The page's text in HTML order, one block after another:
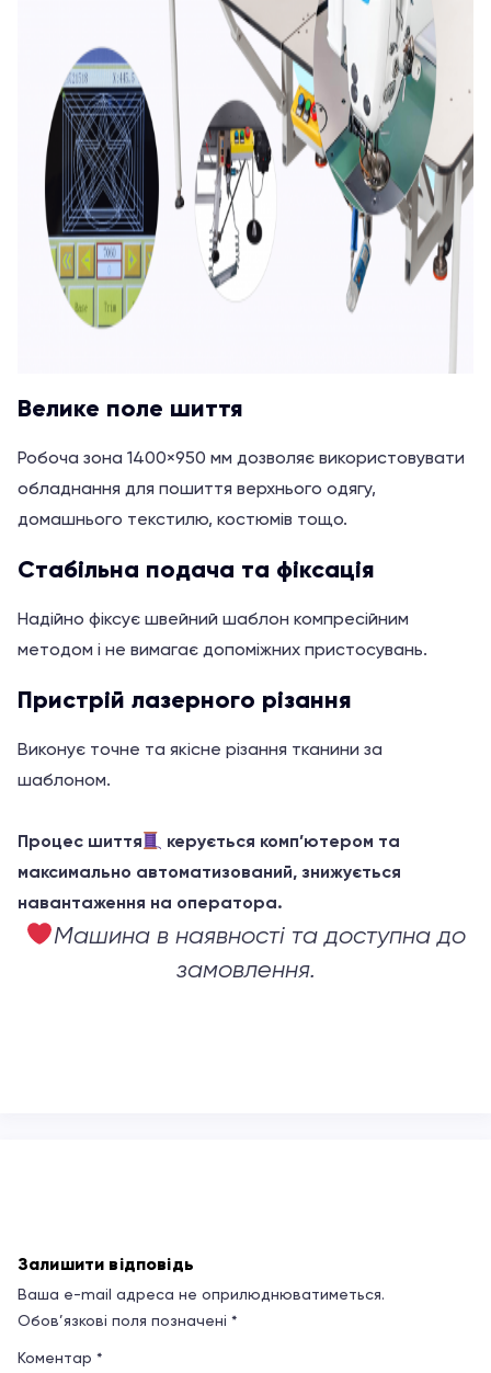
Велике поле шиття
Робоча зона 1400×950 мм дозволяє використовувати
обладнання для пошиття верхнього одягу,
домашнього текстилю, костюмів тощо.
Стабільна подача та фіксація
Надійно фіксує швейний шаблон компресійним
методом і не вимагає допоміжних пристосувань.
Пристрій лазерного різання
Виконує точне та якісне різання тканини за
шаблоном.
Процес шиття
керується комп’ютером та
максимально автоматизований, знижується
навантаження на оператора.
Машина в наявності та доступна до
замовлення.
Залишити відповідь
Ваша e-mail адреса не оприлюднюватиметься.
Обов’язкові поля позначені *
Коментар *